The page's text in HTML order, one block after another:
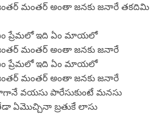
మంతర్ అంతా జనకు జనారే తకదిమి
ప్రేమలో ఇది ఏం మాయలో
మంతర్ అంతా జనకు జనారే
ప్రేమలో ఇది ఏం మాయలో
మంతర్ అంతా జనకు జనారే
వయసు పారేసుకుంటే మనసు
ఏమొచ్చినా బ్రతుకే లాసు